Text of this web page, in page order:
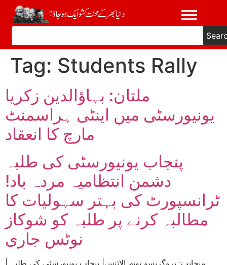
Tag: Students Rally
ملتان: بہاؤالدین زکریا
یونیورسٹی میں اینٹی ہراسمنٹ
مارچ کا انعقاد
پنجاب یونیورسٹی کی طلبہ
دشمن انتظامیہ مردہ باد!
ٹرانسپورٹ کی بہتر سہولیات کا
مطالبہ کرنے پر طلبہ کو شوکاز
نوٹس جاری